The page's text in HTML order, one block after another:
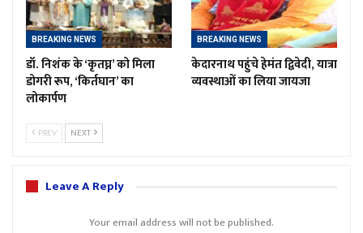
BREAKING NEWS
डॉ. निशंक के ‘कृतघ्न’ को मिला
डोगरी रूप, ‘किर्तघान’ का
लोकार्पण
BREAKING NEWS
केदारनाथ पहुंचे हेमंत द्विवेदी, यात्रा
व्यवस्थाओं का लिया जायजा
PREV NEXT
Leave A Reply
Your email address will not be published.